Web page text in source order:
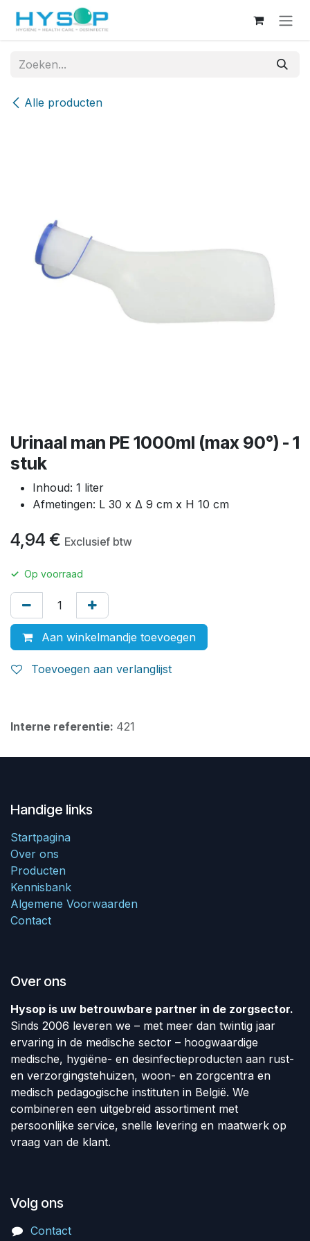
Overslaan naar inhoud
Alle producten
Urinaal man PE 1000ml (max 90°) - 1
stuk
Inhoud: 1 liter
Afmetingen: L 30 x Δ 9 cm x H 10 cm
4,94 € Exclusief btw
✓ Op voorraad
Aan winkelmandje toevoegen
Toevoegen aan verlanglijst
Interne referentie: 421
Handige links
Startpagina
Over ons
Producten
Kennisbank
Algemene Voorwaarden
Contact
Over ons
Hysop is uw betrouwbare partner in de zorgsector.
Sinds 2006 leveren we – met meer dan twintig jaar
ervaring in de medische sector – hoogwaardige
medische, hygiëne- en desinfectieproducten aan rust-
en verzorgingstehuizen, woon- en zorgcentra en
medisch pedagogische instituten in België. We
combineren een uitgebreid assortiment met
persoonlijke service, snelle levering en maatwerk op
vraag van de klant.
Volg ons
Contact